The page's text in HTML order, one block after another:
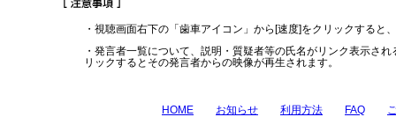
・視聴画面右下の「歯車アイコン」から[速度]をクリックすると
・発言者一覧について、説明・質疑者等の氏名がリンク表示さ
リックするとその発言者からの映像が再生されます。
HOME お知らせ 利用方法 FAQ